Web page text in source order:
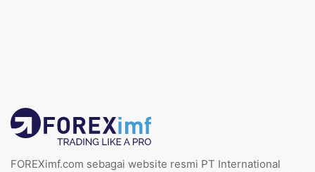
FOREXimf.com sebagai website resmi PT International